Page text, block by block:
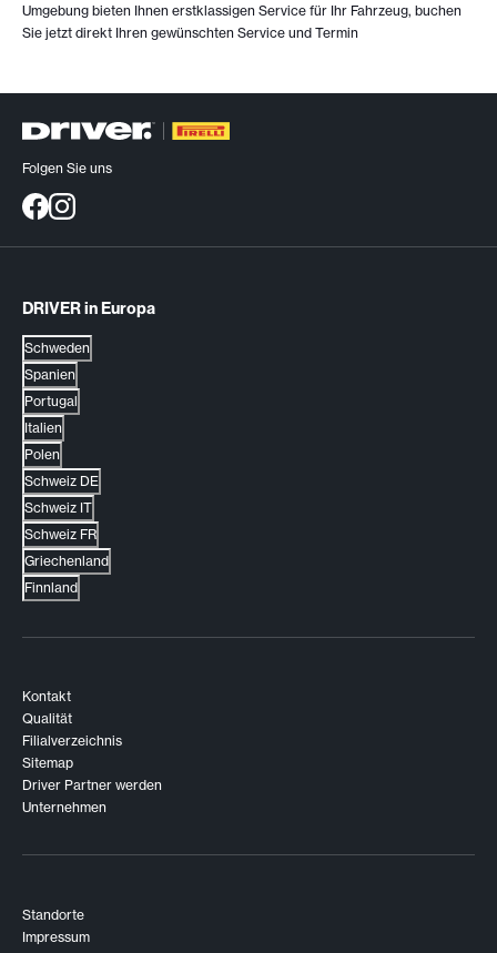
Umgebung bieten Ihnen erstklassigen Service für Ihr Fahrzeug, buchen
Sie jetzt direkt Ihren gewünschten Service und Termin
Folgen Sie uns
DRIVER in Europa
Schweden
Spanien
Portugal
Italien
Polen
Schweiz DE
Schweiz IT
Schweiz FR
Griechenland
Finnland
Kontakt
Qualität
Filialverzeichnis
Sitemap
Driver Partner werden
Unternehmen
Standorte
Impressum